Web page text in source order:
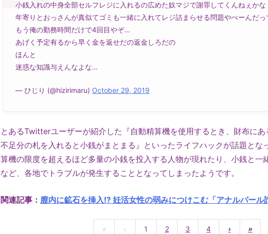
小銭入れの中身全部セルフレジに入れるの広めた奴マジで謝罪してくんねぇかな
年寄りとおっさんが真似てゴミも一緒に入れてレジ詰まらせる問題やべーんだ
もう俺の勤務時間だけで4回目やぞ…
あげく予定有るから早く金を返せだの返金しろだの
ほんと
迷惑な知識与えんなよな…
— ひじり (@hizirimaru) October 29, 2019
とあるTwitterユーザーが紹介した『自動精算機を使用するとき、財布に
不足分の札を入れると小銭がまとまる』といったライフハックが話題とな
算機の限度を超えるほど多量の小銭を投入する人物が現れたり、小銭と一
など、各地でトラブルが発生することとなってしまったようです。
関連記事： 膣内に鉱石を挿入!? 妊活女性の弱みにつけこむ「アナルパー
« ‹ 1 2 3 4 › »